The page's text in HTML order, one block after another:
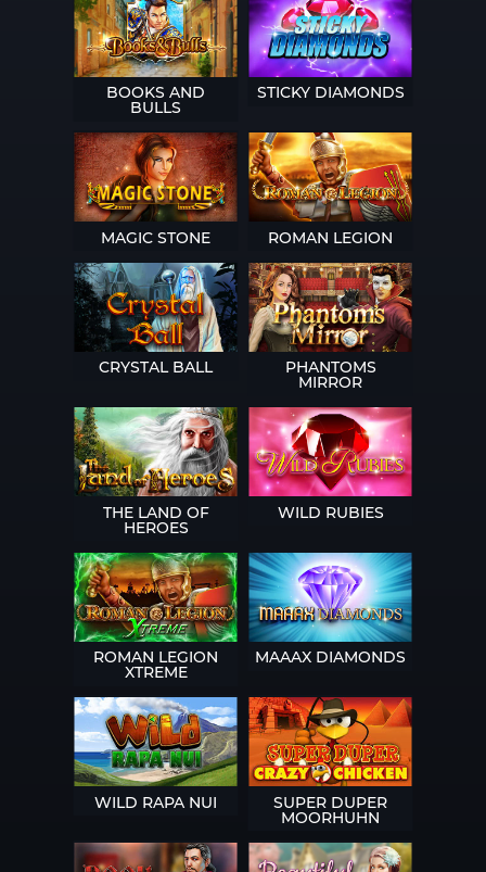
BOOKS AND
BULLS
STICKY DIAMONDS
MAGIC STONE ROMAN LEGION
CRYSTAL BALL PHANTOMS
MIRROR
THE LAND OF
HEROES
WILD RUBIES
ROMAN LEGION
XTREME
MAAAX DIAMONDS
WILD RAPA NUI SUPER DUPER
MOORHUHN